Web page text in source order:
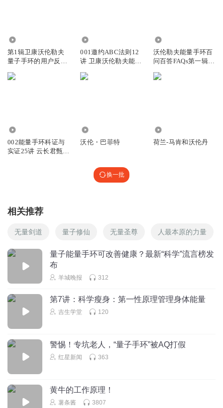
第1辑卫康沃伦勒夫
量子手环的用户反馈
001邀约ABC法则12
讲 卫康沃伦勒夫能量
沃伦勒夫能量手环百
问百答FAQs第一辑40
002能量手环科证与
实证25讲 云长君甄选
沃伦・巴菲特 荷兰-马肯和沃伦丹
换一批
相关推荐
无量剑道 量子修仙 无量圣尊 人最本原的力量
量子能量手环可改善健康？最新“科学”流言榜发
布
羊城晚报 312
第7讲：科学瘦身：第一性原理管理身体能量
吉生学堂 120
警惕！专坑老人，“量子手环”被AQ打假
红星新闻 363
黄牛的工作原理！
薯条酱 3807